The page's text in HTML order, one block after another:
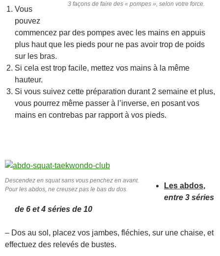
3 façons de faire des « pompes », selon votre force.
Vous
pouvez
commencez par des pompes avec les mains en appuis
plus haut que les pieds pour ne pas avoir trop de poids
sur les bras.
Si cela est trop facile, mettez vos mains à la même
hauteur.
Si vous suivez cette préparation durant 2 semaine et plus,
vous pourrez même passer à l’inverse, en posant vos
mains en contrebas par rapport à vos pieds.
Descendez en squat sans vous penchez en avant.
Pour les abdos, ne creusez pas le bas du dos.
Les abdos,
entre 3 séries
de 6 et 4 séries de 10
– Dos au sol, placez vos jambes, fléchies, sur une chaise, et
effectuez des relevés de bustes.